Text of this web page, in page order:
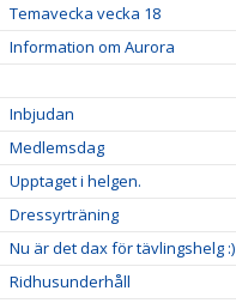
Temavecka vecka 18
Information om Aurora
Inbjudan
Medlemsdag
Upptaget i helgen.
Dressyrträning
Nu är det dax för tävlingshelg :)
Ridhusunderhåll